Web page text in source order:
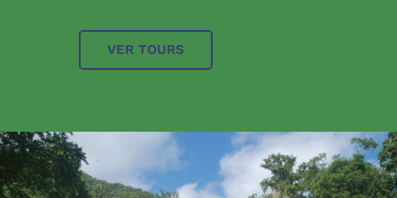
VER TOURS